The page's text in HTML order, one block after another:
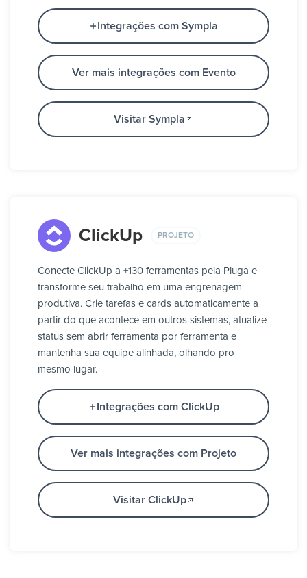
Integrações com Sympla
Ver mais integrações com Evento
Visitar Sympla
ClickUp PROJETO
Conecte ClickUp a +130 ferramentas pela Pluga e
transforme seu trabalho em uma engrenagem
produtiva. Crie tarefas e cards automaticamente a
partir do que acontece em outros sistemas, atualize
status sem abrir ferramenta por ferramenta e
mantenha sua equipe alinhada, olhando pro
mesmo lugar.
Integrações com ClickUp
Ver mais integrações com Projeto
Visitar ClickUp